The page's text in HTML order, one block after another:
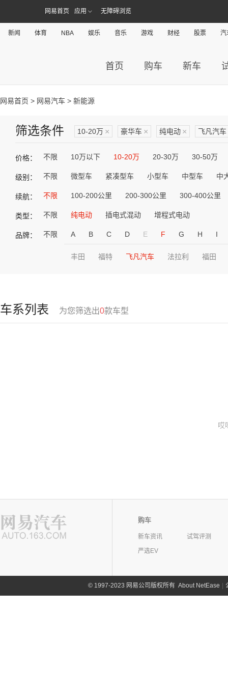
网易首页 应用 无障碍浏览
新闻 体育 NBA 娱乐 音乐 游戏 财经 股票 汽
首页 购车 新车
网易首页 > 网易汽车 > 新能源
筛选条件 10-20万 × 豪华车 × 纯电动 × 飞凡汽车
价格： 不限 10万以下 10-20万 20-30万 30-50万
级别： 不限 微型车 紧凑型车 小型车 中型车 中
续航： 不限 100-200公里 200-300公里 300-400公里
类型： 不限 纯电动 插电式混动 增程式电动
品牌： 不限 A B C D E F G H I
丰田 福特 飞凡汽车 法拉利 福田
车系列表 为您筛选出0款车型
哎
购车
新车资讯
试驾评测
严选EV
©1997-2023 网易公司版权所有 About NetEase